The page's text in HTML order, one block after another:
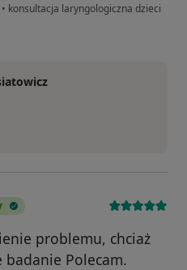
• konsultacja laryngologiczna dzieci
problemu, chciaż
badanie Polecam.